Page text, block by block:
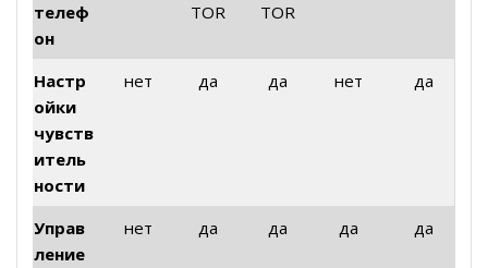
телеф
он
TOR
TOR
Настр
ойки
чувств
итель
ности
нет да да нет да
Управ
ление
нет да да да да